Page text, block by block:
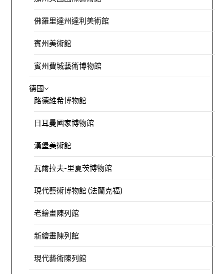
佛羅里達州達利美術館
賓州美術館
賓州費城藝術博物館
德國
路德維希博物館
日耳曼國家博物館
漢堡美術館
瓦爾拉夫-里夏茨博物館
現代藝術博物館 (法蘭克福)
老繪畫陳列館
新繪畫陳列館
現代藝術陳列館